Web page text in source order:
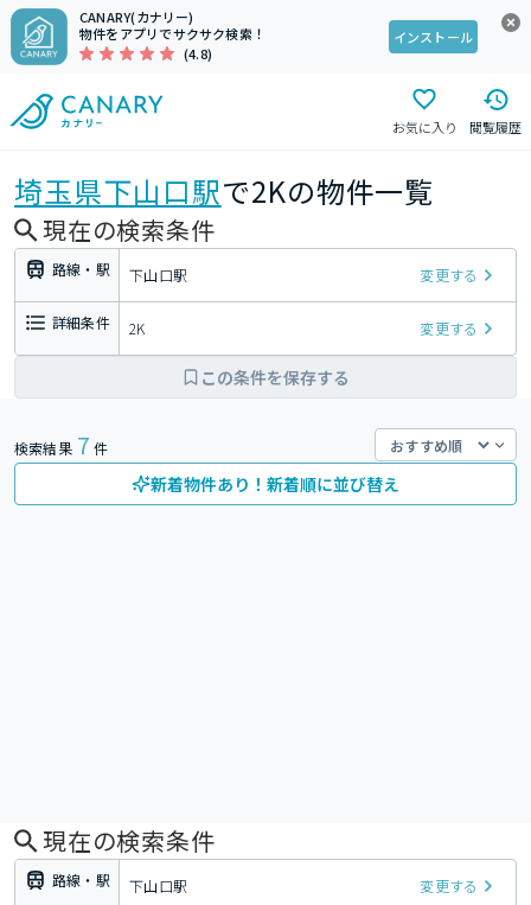
CANARY(カナリー)
物件をアプリでサクサク検索！
(4.8)
インストール
お気に入り 閲覧履歴
埼玉県下山口駅で2Kの物件一覧
現在の検索条件
路線・駅 下山口駅 変更する
詳細条件 2K 変更する
この条件を保存する
検索結果 7 件
新着物件あり！新着順に並び替え
現在の検索条件
路線・駅 下山口駅 変更する